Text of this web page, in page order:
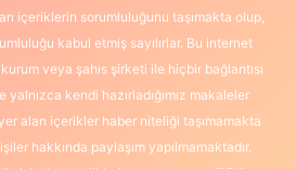
içeriklerin sorumluluğunu taşımakta olup,
kabul etmiş sayılırlar. Bu internet
veya şahıs şirketi ile hiçbir bağlantısı
yalnızca kendi hazırladığımız makaleler
alan içerikler haber niteliği taşımamakta
hakkında paylaşım yapılmamaktadır.